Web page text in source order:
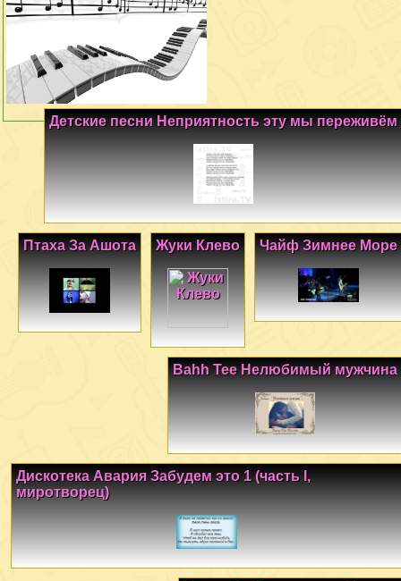
Детские песни Неприятность эту мы переживём
Чайф Зимнее Море
Жуки Клево
Птаха За Ашота
Bahh Tee Нелюбимый мужчина
Дискотека Авария Забудем это 1 (часть I,
миротворец)